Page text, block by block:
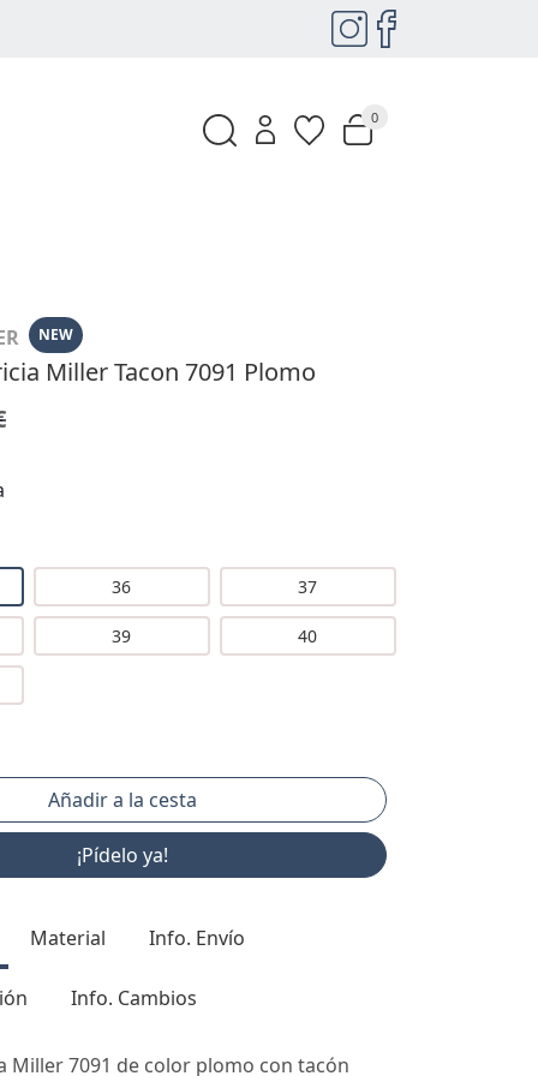
0
NEW
Miller Tacon 7091 Plomo
36 37
39 40
¡Pídelo ya!
Material Info. Envío
Info. Cambios
Miller 7091 de color plomo con tacón